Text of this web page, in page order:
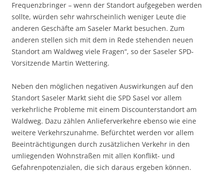
Frequenzbringer – wenn der Standort aufgegeben werden
sollte, würden sehr wahrscheinlich weniger Leute die
anderen Geschäfte am Saseler Markt besuchen. Zum
anderen stellen sich mit dem in Rede stehenden neuen
Standort am Waldweg viele Fragen“, so der Saseler SPD-
Vorsitzende Martin Wettering.
Neben den möglichen negativen Auswirkungen auf den
Standort Saseler Markt sieht die SPD Sasel vor allem
verkehrliche Probleme mit einem Discounterstandort am
Waldweg. Dazu zählen Anlieferverkehre ebenso wie eine
weitere Verkehrszunahme. Befürchtet werden vor allem
Beeinträchtigungen durch zusätzlichen Verkehr in den
umliegenden Wohnstraßen mit allen Konflikt- und
Gefahrenpotenzialen, die sich daraus ergeben können.